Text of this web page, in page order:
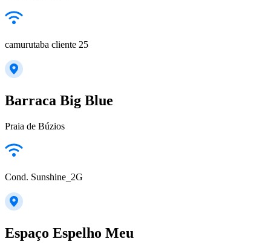
camurutaba cliente 25
Barraca Big Blue
Praia de Búzios
Cond. Sunshine_2G
Espaço Espelho Meu